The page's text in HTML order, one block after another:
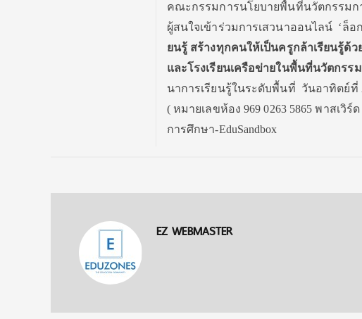
คณะกรรมการนโยบายพื้นที่นวัตกรรมก
ผู้สนใจเข้าร่วมการเสวนาออนไลน์ ‘ล็อ
ยนรู้ สร้างทุกคนให้เป็นครูกล้าเรียนรู้ด้ว
และโรงเรียนเครือข่ายในพื้นที่นวัตกรร
นาการเรียนรู้ในระดับพื้นที่ วันอาทิตย์ที่
( หมายเลขห้อง 969 0263 5865 พาสเวิร์ด
การศึกษา-EduSandbox
EZ WEBMASTER